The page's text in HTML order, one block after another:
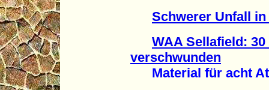
Schwerer Unfall
WAA Sellafield:
verschwunden
Material für acht